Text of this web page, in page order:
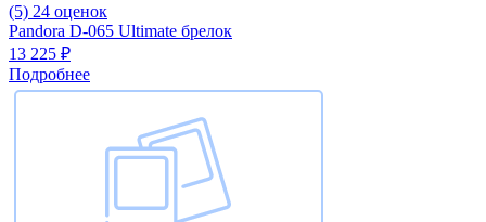
(5) 24 оценок
Pandora D-065 Ultimate брелок
13 225 ₽
Подробнее